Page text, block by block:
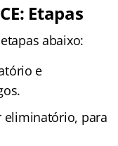
Etapas
abaixo:
e
eliminatório, para